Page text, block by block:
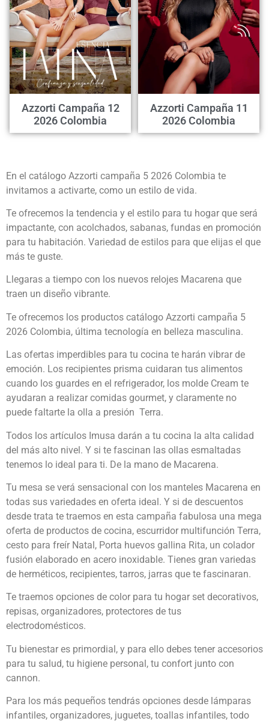
Azzorti Campaña 12
2026 Colombia
Azzorti Campaña 11
2026 Colombia
En el catálogo Azzorti campaña 5 2026 Colombia te
invitamos a activarte, como un estilo de vida.
Te ofrecemos la tendencia y el estilo para tu hogar que será
impactante, con acolchados, sabanas, fundas en promoción
para tu habitación. Variedad de estilos para que elijas el que
más te guste.
Llegaras a tiempo con los nuevos relojes Macarena que
traen un diseño vibrante.
Te ofrecemos los productos catálogo Azzorti campaña 5
2026 Colombia, última tecnología en belleza masculina.
Las ofertas imperdibles para tu cocina te harán vibrar de
emoción. Los recipientes prisma cuidaran tus alimentos
cuando los guardes en el refrigerador, los molde Cream te
ayudaran a realizar comidas gourmet, y claramente no
puede faltarte la olla a presión Terra.
Todos los artículos Imusa darán a tu cocina la alta calidad
del más alto nivel. Y si te fascinan las ollas esmaltadas
tenemos lo ideal para ti. De la mano de Macarena.
Tu mesa se verá sensacional con los manteles Macarena en
todas sus variedades en oferta ideal. Y si de descuentos
desde trata te traemos en esta campaña fabulosa una mega
oferta de productos de cocina, escurridor multifunción Terra,
cesto para freír Natal, Porta huevos gallina Rita, un colador
fusión elaborado en acero inoxidable. Tienes gran variedas
de herméticos, recipientes, tarros, jarras que te fascinaran.
Te traemos opciones de color para tu hogar set decorativos,
repisas, organizadores, protectores de tus
electrodomésticos.
Tu bienestar es primordial, y para ello debes tener accesorios
para tu salud, tu higiene personal, tu confort junto con
cannon.
Para los más pequeños tendrás opciones desde lámparas
infantiles, organizadores, juguetes, toallas infantiles, todo